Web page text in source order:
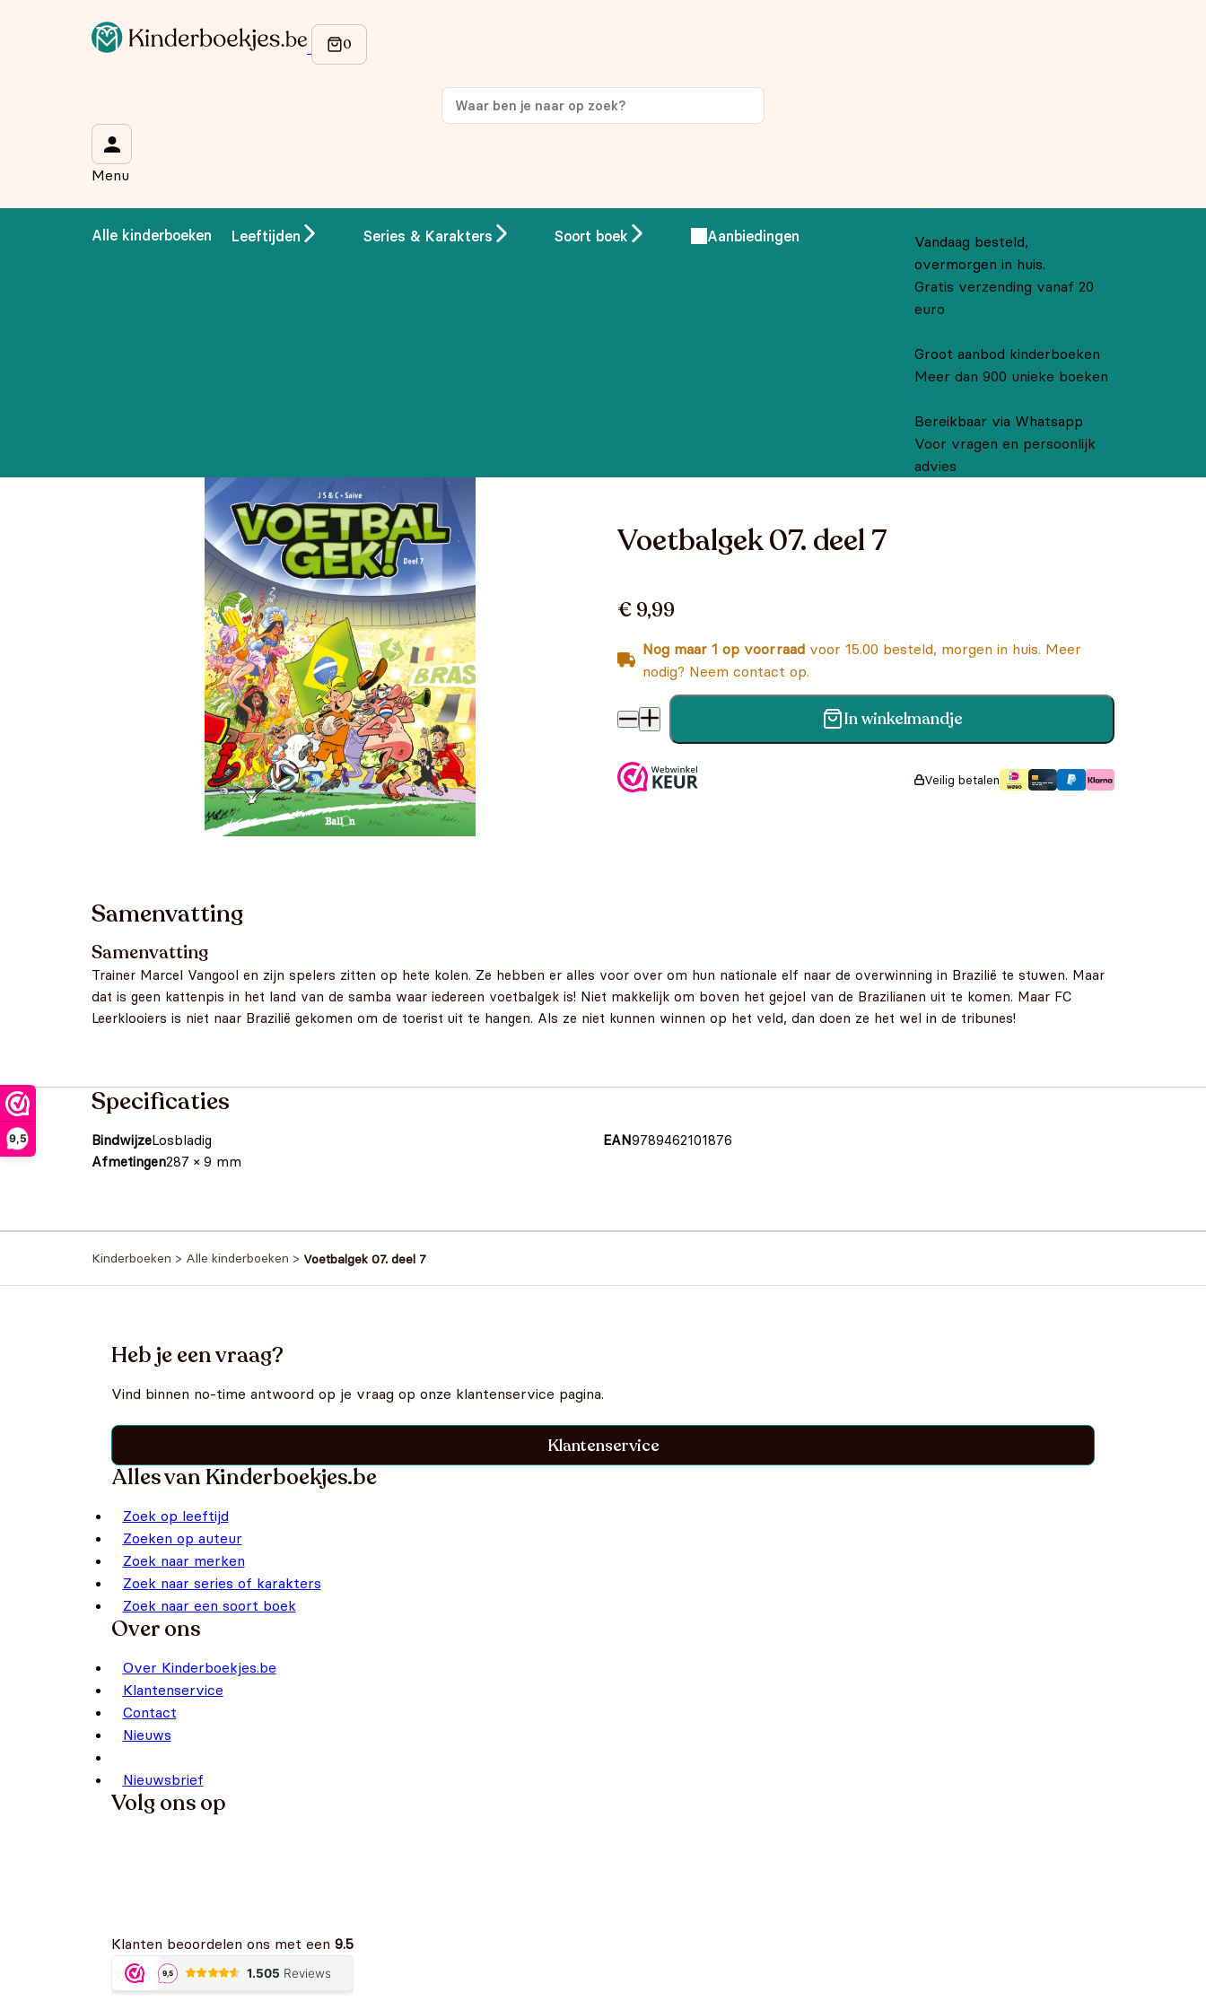
9,5
Menu
Alle kinderboeken Leeftijden Series & Karakters Soort boek Aanbiedingen
Vandaag besteld,
overmorgen in huis.
Gratis verzending vanaf 20
euro
Groot aanbod kinderboeken
Meer dan 900 unieke boeken
Bereikbaar via Whatsapp
Voor vragen en persoonlijk
advies
Voetbalgek 07. deel 7
€ 9,99
Nog maar 1 op voorraad voor 15.00 besteld, morgen in huis. Meer
nodig? Neem contact op.
Voetbalgek 07. deel 7 aantal In winkelmandje
Veilig betalen
Samenvatting
Samenvatting
Trainer Marcel Vangool en zijn spelers zitten op hete kolen. Ze hebben er alles voor over om hun nationale elf naar de overwinning in Brazilië te stuwen. Maar
dat is geen kattenpis in het land van de samba waar iedereen voetbalgek is! Niet makkelijk om boven het gejoel van de Brazilianen uit te komen. Maar FC
Leerklooiers is niet naar Brazilië gekomen om de toerist uit te hangen. Als ze niet kunnen winnen op het veld, dan doen ze het wel in de tribunes!
Specificaties
BindwijzeLosbladig EAN9789462101876
Afmetingen287 × 9 mm
Kinderboeken > Alle kinderboeken > Voetbalgek 07. deel 7
Heb je een vraag?
Vind binnen no-time antwoord op je vraag op onze klantenservice pagina.
Klantenservice
Alles van Kinderboekjes.be
Zoek op leeftijd
Zoeken op auteur
Zoek naar merken
Zoek naar series of karakters
Zoek naar een soort boek
Over ons
Over Kinderboekjes.be
Klantenservice
Contact
Nieuws
Nieuwsbrief
Volg ons op
Klanten beoordelen ons met een 9.5
Op de hoogte blijven van onze acties?
op je eerste aankoop!
Wat is je voornaam?